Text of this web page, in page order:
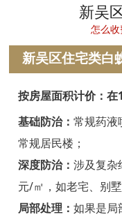
嘉兴白蚁防治
平湖白蚁防治
海宁白蚁防治
嘉善白蚁防治
新吴
怎么
新吴区住宅类白
按房屋面积计价：
基础防治： 常规药液
常规居民楼；
深度防治： 涉及复杂
元/㎡，如老宅、别墅
局部处理： 如果是局